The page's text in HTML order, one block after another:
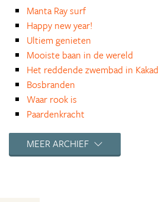
Manta Ray surf
Happy new year!
Ultiem genieten
Mooiste baan in de wereld
Het reddende zwembad in
Bosbranden
Waar rook is
Paardenkracht
Lekker praktisch
Koppel op zoek naar een baan
MEER ARCHIEF